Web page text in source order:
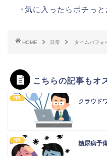
↑気に入ったらポチっと
HOME 日常 タイムパフォ
こちらの記事もオ
日常 クラウド
日常 糖尿病予